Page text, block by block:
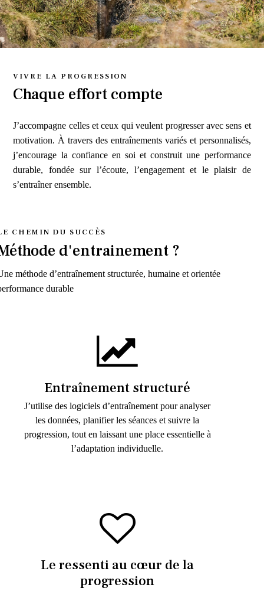
VIVRE LA PROGRESSION
Chaque effort compte
J’accompagne celles et ceux qui veulent progresser avec sens et
motivation. À travers des entraînements variés et personnalisés,
j’encourage la confiance en soi et construit une performance
durable, fondée sur l’écoute, l’engagement et le plaisir de
s’entraîner ensemble.
CHEMIN DU SUCCÈS
d'entrainement ?
méthode d’entraînement structurée, humaine et orientée
durable
Entraînement structuré
J’utilise des logiciels d’entraînement pour analyser
les données, planifier les séances et suivre la
progression, tout en laissant une place essentielle à
l’adaptation individuelle.
Le ressenti au cœur de la
progression